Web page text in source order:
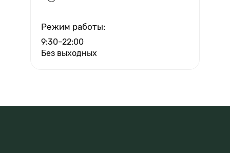
Режим работы:
9:30–22:00
Без выходных